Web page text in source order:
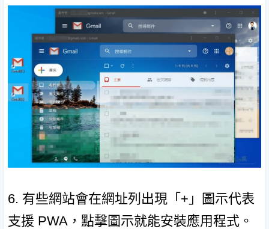
6. 有些網站會在網址列出現「+」圖示代表
支援 PWA，點擊圖示就能安裝應用程式。